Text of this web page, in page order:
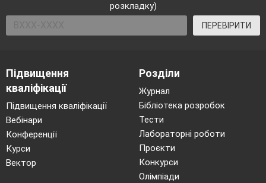
розкладку)
ПЕРЕВІРИТИ
Підвищення
кваліфікації
Підвищення кваліфікації
Вебінари
Конференції
Курси
Вектор
Розділи
Журнал
Бібліотека розробок
Тести
Лабораторні роботи
Проєкти
Конкурси
Олімпіади